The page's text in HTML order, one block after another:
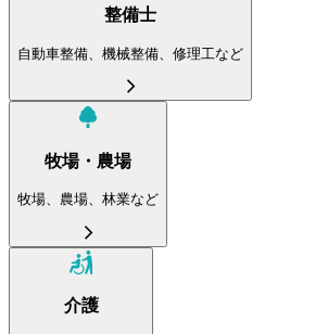
整備士
自動車整備、機械整備、修理工など
牧場・農場
牧場、農場、林業など
介護